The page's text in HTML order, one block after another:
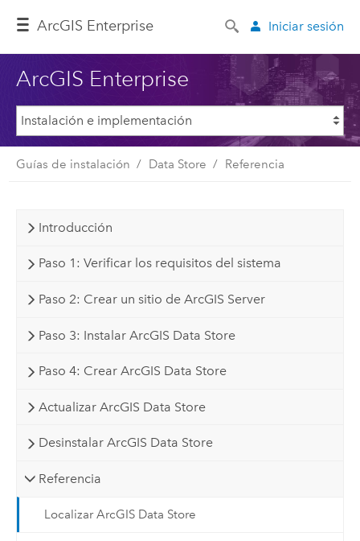
ArcGIS Enterprise Iniciar sesión
ArcGIS Enterprise
Guías de instalación Data Store Referencia
Introducción
Paso 1: Verificar los requisitos del sistema
Paso 2: Crear un sitio de ArcGIS Server
Paso 3: Instalar ArcGIS Data Store
Paso 4: Crear ArcGIS Data Store
Actualizar ArcGIS Data Store
Desinstalar ArcGIS Data Store
Referencia
Localizar ArcGIS Data Store